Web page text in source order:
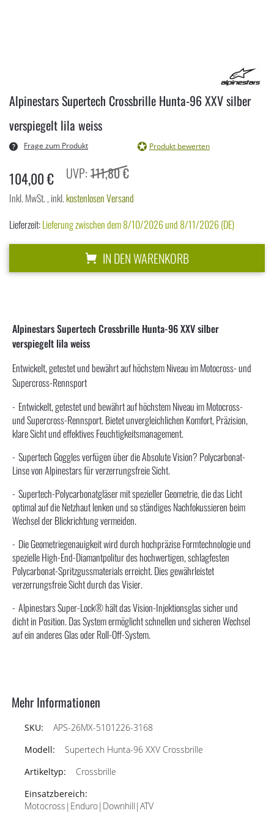
der
springen
Alpinestars Supertech Crossbrille Hunta-96 XXV silber
verspiegelt lila weiss
Frage zum Produkt Produkt bewerten
104,00 € 111,80 €
Inkl. MwSt.,inkl.kostenlosen Versand
Lieferzeit:Lieferung zwischen dem 8/10/2026 und 8/11/2026 (DE)
IN DEN WARENKORB
Alpinestars Supertech Crossbrille Hunta-96 XXV silber
verspiegelt lila weiss
Entwickelt, getestet und bewährt auf höchstem Niveau im Motocross- und
Supercross-Rennsport
Entwickelt, getestet und bewährt auf höchstem Niveau im Motocross-
und Supercross-Rennsport. Bietet unvergleichlichen Komfort, Präzision,
klare Sicht und effektives Feuchtigkeitsmanagement.
Supertech Goggles verfügen über die Absolute Vision? Polycarbonat-
Linse von Alpinestars für verzerrungsfreie Sicht.
Supertech-Polycarbonatgläser mit spezieller Geometrie, die das Licht
optimal auf die Netzhaut lenken und so ständiges Nachfokussieren beim
Wechsel der Blickrichtung vermeiden.
Die Geometriegenauigkeit wird durch hochpräzise Formtechnologie und
spezielle High-End-Diamantpolitur des hochwertigen, schlagfesten
Polycarbonat-Spritzgussmaterials erreicht. Dies gewährleistet
verzerrungsfreie Sicht durch das Visier.
Alpinestars Super-Lock® hält das Vision-Injektionsglas sicher und
dicht in Position. Das System ermöglicht schnellen und sicheren Wechsel
auf ein anderes Glas oder Roll-Off-System.
Mehr Informationen
APS-26MX-5101226-3168
Supertech Hunta-96 XXV Crossbrille
Crossbrille
Motocross|Enduro|Downhill|ATV